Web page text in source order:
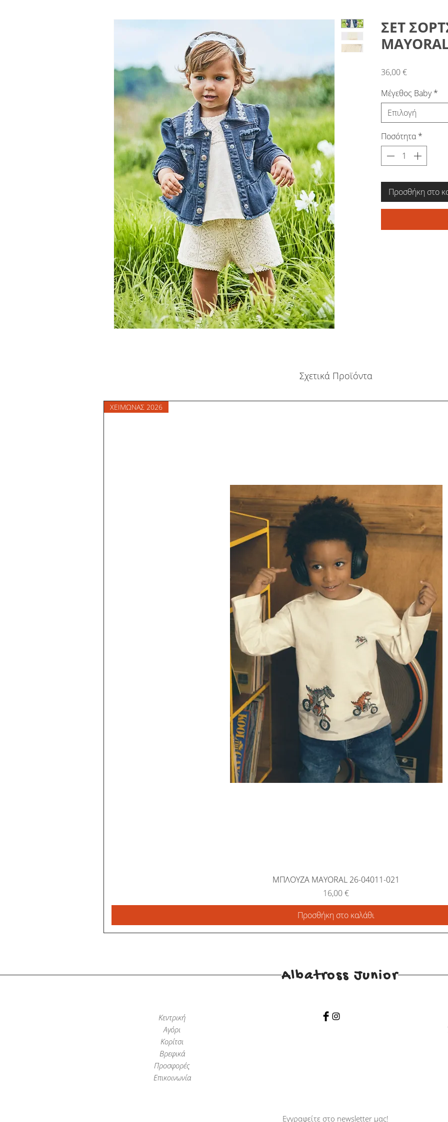
ΣΕΤ
36,00 €Τιμή
Μέγεθος Baby *
Επιλογή
Ποσότητα *
Προσθήκη στο
Σχετικά Προϊόντα
ΧΕΙΜΩΝΑΣ 2026
ΜΠΛΟΥΖΑ MAYORAL 26-04011-021
Τιμή
16,00 €
Προσθήκη στο καλάθι
Albatross Junior
Κεντρική
Αγόρι
Κορίτσι
Βρεφικά
Προσφορές
Επικοινωνία
Εγγραφείτε στο newsletter μας!